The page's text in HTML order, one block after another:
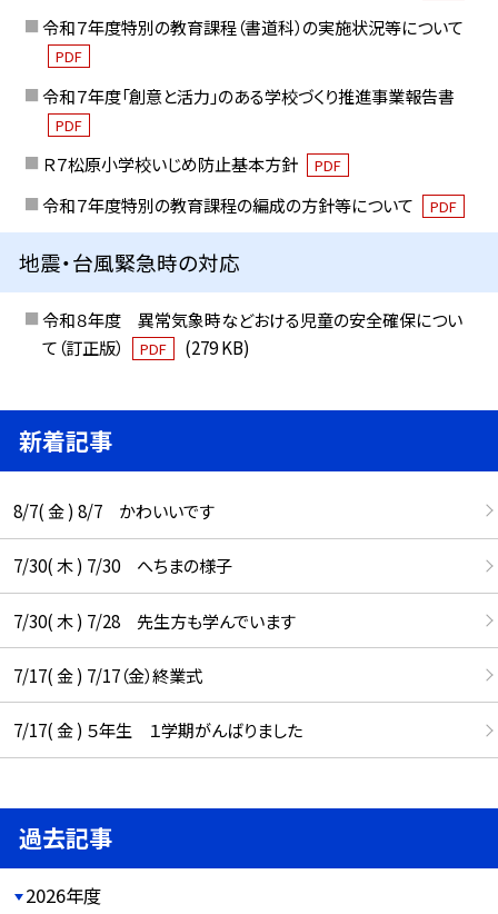
令和７年度特別の教育課程（書道科）の実施状況等について
PDF
令和７年度「創意と活力」のある学校づくり推進事業報告書
PDF
Ｒ７松原小学校いじめ防止基本方針 PDF
令和７年度特別の教育課程の編成の方針等について PDF
地震・台風緊急時の対応
令和８年度 異常気象時などおける児童の安全確保につい
て（訂正版）
PDF (279 KB)
新着記事
8/7( 金 ) 8/7 かわいいです
7/30( 木 ) 7/30 へちまの様子
7/30( 木 ) 7/28 先生方も学んでいます
7/17( 金 ) 7/17（金）終業式
7/17( 金 ) ５年生 １学期がんばりました
過去記事
2026年度